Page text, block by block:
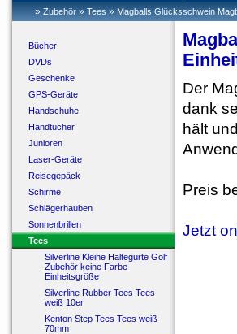
» Zubehör » Tees » Magballs Glücksschwein
Bücher
DVDs
Geschenke
GPS-Geräte
Handschuhe
Handtücher
Junioren
Laser-Geräte
Reisegepäck
Schirme
Schlägerhauben
Sonnenbrillen
Tees
Silverline Kleine Haltegurte Golf
Zubehör keine Farbe
Einheitsgröße
Silverline Rubber Tees Tees
weiß 10er
Kenton Step Tees Tees weiß
70mm
Der
dank
hält
Preis
Jetzt